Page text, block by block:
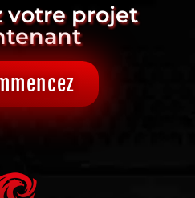
votre projet